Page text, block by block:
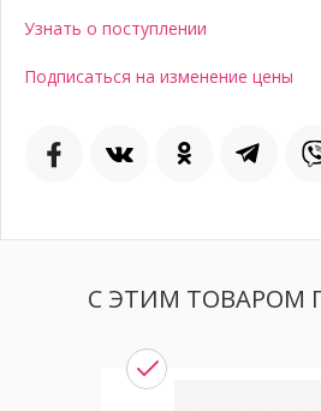
Узнать о поступлении
Подписаться на изменение цены
С ЭТИМ ТОВАРОМ